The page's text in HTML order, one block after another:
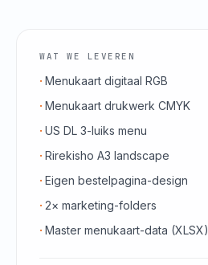
WAT WE LEVEREN
Menukaart digitaal RGB
Menukaart drukwerk CMYK
US DL 3-luiks menu
Rirekisho A3 landscape
Eigen bestelpagina-design
2× marketing-folders
Master menukaart-data (XLSX)